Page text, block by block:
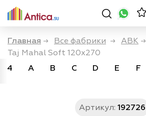
Главная → Все фабрики → ABK →
Taj Mahal Soft 120x270
4
A B C D E F
Артикул: 192726